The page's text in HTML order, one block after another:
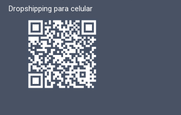
Dropshipping para celular